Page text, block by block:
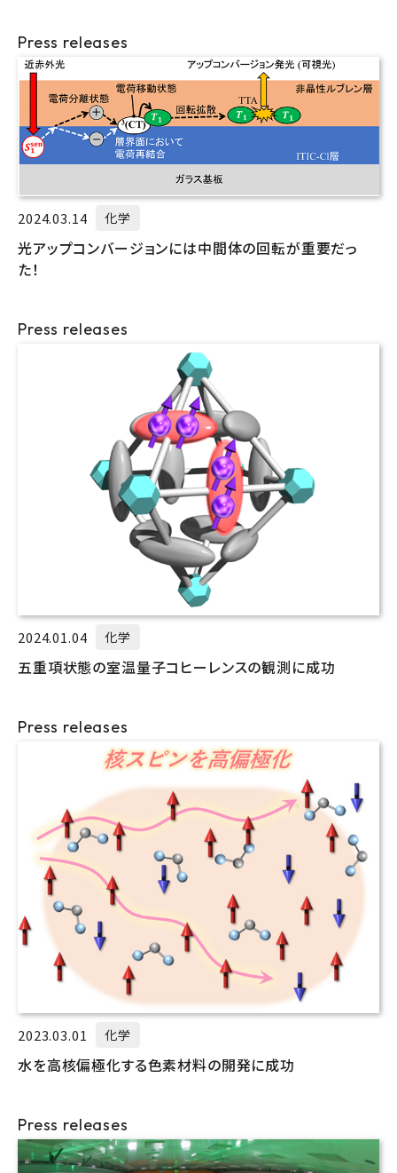
Press releases
2024.03.14 化学
光アップコンバージョンには中間体の回転が重要だっ
た！
Press releases
2024.01.04 化学
五重項状態の室温量子コヒーレンスの観測に成功
Press releases
2023.03.01 化学
水を高核偏極化する色素材料の開発に成功
Press releases